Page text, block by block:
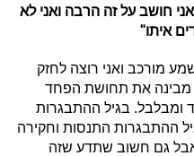
חושב על זה הרבה ואני לא
איתו"
מורכב ואני רוצה לחזק
מבינה את תחושת הפחד
ומבלבל. בגיל ההתבגרות
ההתבגרות התנסות וחקירה
אבל גם חשוב שתדע שזה